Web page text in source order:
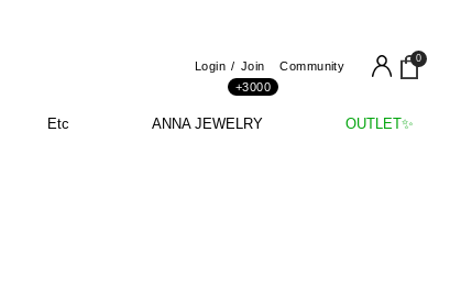
Login
Join
+3000
Community
0
Etc ANNA JEWELRY OUTLET✨